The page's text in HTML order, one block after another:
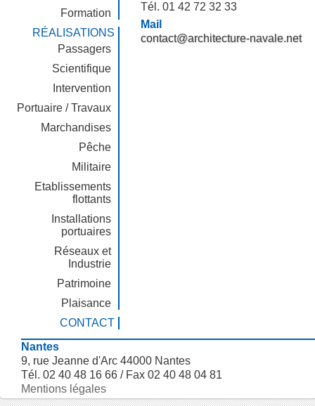
Formation
RÉALISATIONS
Passagers
Scientifique
Intervention
Portuaire / Travaux
Marchandises
Pêche
Militaire
Etablissements
flottants
Installations
portuaires
Réseaux et
Industrie
Patrimoine
Plaisance
CONTACT
Tél. 01 42 72 32 33
Mail
contact@architecture-navale.net
Nantes
9, rue Jeanne d'Arc 44000 Nantes
Tél. 02 40 48 16 66 / Fax 02 40 48 04 81
Mentions légales